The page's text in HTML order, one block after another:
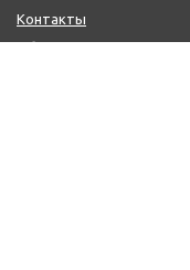
Контакты
Обмен и возврат